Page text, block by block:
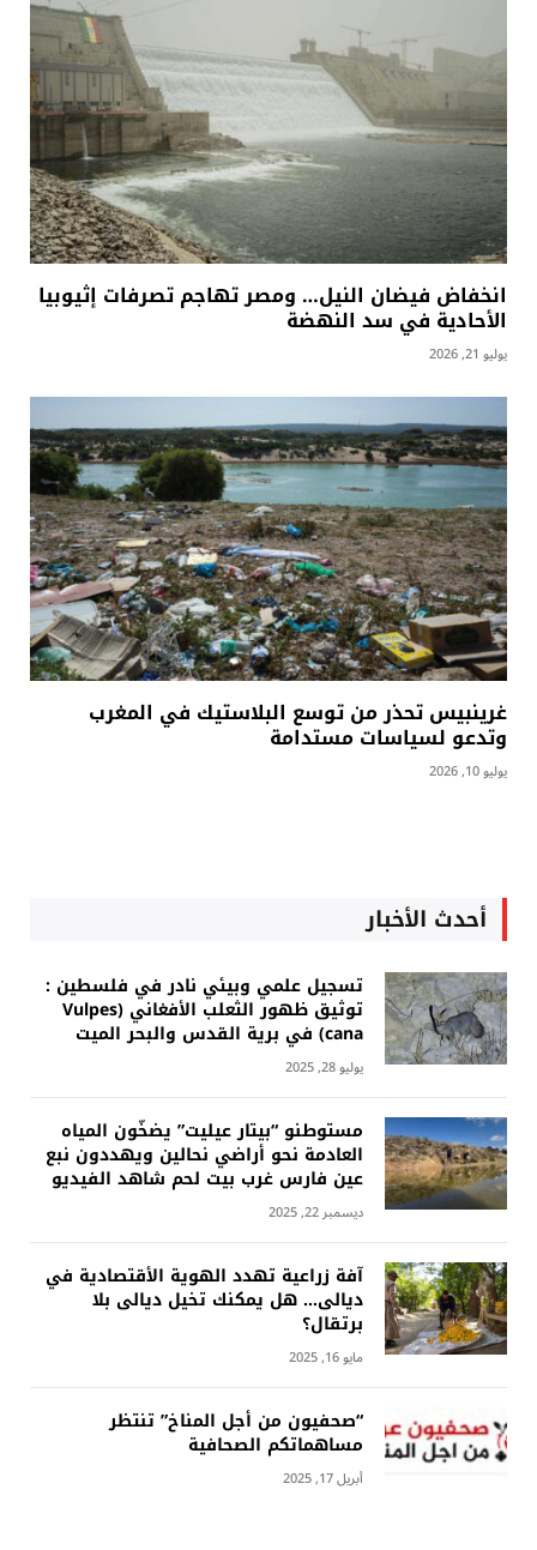
انخفاض فيضان النيل… ومصر تهاجم تصرفات إثيوبيا
الأحادية في سد النهضة
يوليو 21, 2026
غرينبيس تحذر من توسع البلاستيك في المغرب
وتدعو لسياسات مستدامة
يوليو 10, 2026
أحدث الأخبار
تسجيل علمي وبيئي نادر في فلسطين :
توثيق ظهور الثعلب الأفغاني (Vulpes
cana) في برية القدس والبحر الميت
يوليو 28, 2025
مستوطنو “بيتار عيليت” يضخّون المياه
العادمة نحو أراضي نحالين ويهددون نبع
عين فارس غرب بيت لحم شاهد الفيديو
ديسمبر 22, 2025
آفة زراعية تهدد الهوية الأقتصادية في
ديالى… هل يمكنك تخيل ديالى بلا
برتقال؟
مايو 16, 2025
“صحفيون من أجل المناخ” تنتظر
مساهماتكم الصحافية
أبريل 17, 2025